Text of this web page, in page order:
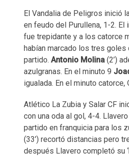
El Vandalia de Peligros inició
en feudo del Purullena, 1-2. El
fue trepidante y a los catorce
habían marcado los tres goles
partido. Antonio Molina (2’)
azulgranas. En el minuto 9
igualada. En el minuto catorce,
Atlético La Zubia y Salar CF
con una oda al gol, 4-4. Llavero
partido en franquicia para los
(33’) recortó distancias pero
después Llavero completó su